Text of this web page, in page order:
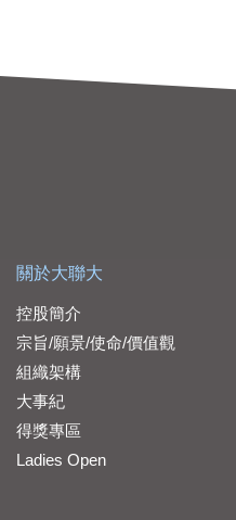
關於大聯大
控股簡介
宗旨/願景/使命/價值觀
組織架構
大事紀
得獎專區
Ladies Open